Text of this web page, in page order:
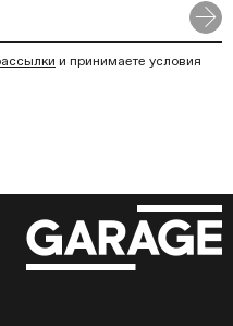
и принимаете условия